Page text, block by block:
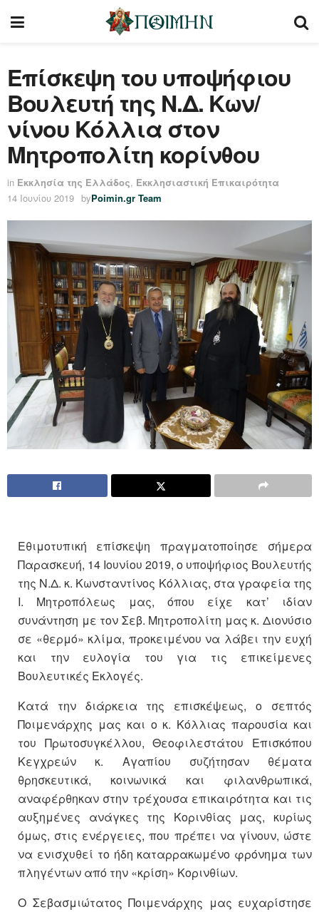
Επίσκεψη του υποψήφιου
Βουλευτή της Ν.Δ. Κων/
νίνου Κόλλια στον
Μητροπολίτη κορίνθου
in Εκκλησία της Ελλάδος, Εκκλησιαστική Επικαιρότητα
14 Ιουνίου 2019 byPoimin.gr Team
Εθιμοτυπική επίσκεψη πραγματοποίησε σήμερα
Παρασκευή, 14 Ιουνίου 2019, ο υποψήφιος Βουλευτής
της Ν.Δ. κ. Κωνσταντίνος Κόλλιας, στα γραφεία της
Ι. Μητροπόλεως μας, όπου είχε κατ’ ιδίαν
συνάντηση με τον Σεβ. Μητροπολίτη μας κ. Διονύσιο
σε «θερμό» κλίμα, προκειμένου να λάβει την ευχή
και την ευλογία του για τις επικείμενες
Βουλευτικές Εκλογές.
Κατά την διάρκεια της επισκέψεως, ο σεπτός
Ποιμενάρχης μας και ο κ. Κόλλιας παρουσία και
του Πρωτοσυγκέλλου, Θεοφιλεστάτου Επισκόπου
Κεγχρεών κ. Αγαπίου συζήτησαν θέματα
θρησκευτικά, κοινωνικά και φιλανθρωπικά,
αναφέρθηκαν στην τρέχουσα επικαιρότητα και τις
αυξημένες ανάγκες της Κορινθίας μας, κυρίως
όμως, στις ενέργειες, που πρέπει να γίνουν, ώστε
να ενισχυθεί το ήδη καταρρακωμένο φρόνημα των
πληγέντων από την «κρίση» Κορινθίων.
Ο Σεβασμιώτατος Ποιμενάρχης μας ευχαρίστησε